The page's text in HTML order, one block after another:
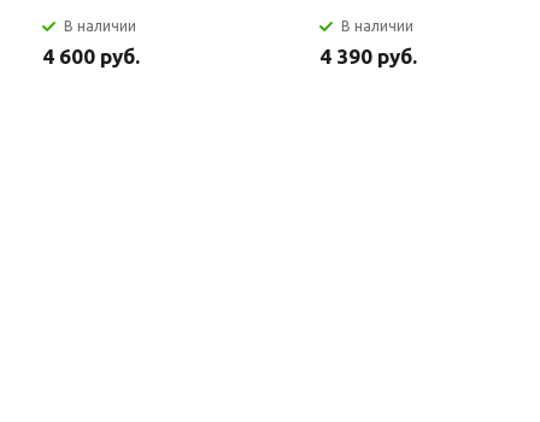
В наличии
4 600 руб.
В наличии
4 390 руб.